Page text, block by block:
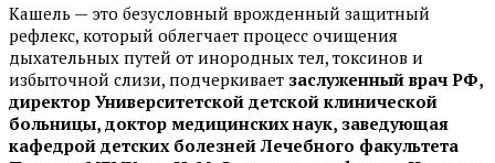
Кашель — это безусловный врожденный защитный
рефлекс, который облегчает процесс очищения
дыхательных путей от инородных тел, токсинов и
избыточной слизи, подчеркивает заслуженный врач РФ,
директор Университетской детской клинической
больницы, доктор медицинских наук, заведующая
кафедрой детских болезней Лечебного факультета